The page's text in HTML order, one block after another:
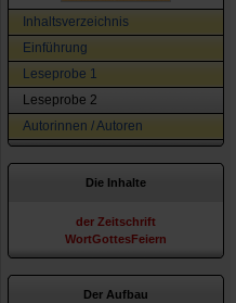
Inhaltsverzeichnis
Einführung
Leseprobe 1
Leseprobe 2
Autorinnen / Autoren
Die Inhalte
der Zeitschrift
WortGottesFeiern
Der Aufbau